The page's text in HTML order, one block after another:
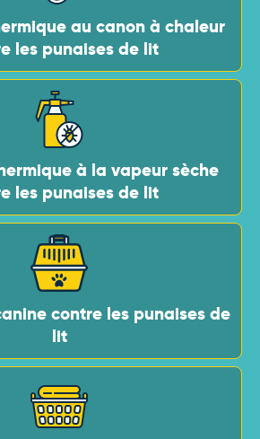
au canon à chaleur
les punaises de lit
à la vapeur sèche
les punaises de lit
contre les punaises de
lit